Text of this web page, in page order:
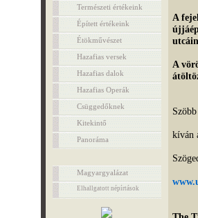
Természeti értékeink
Épített értékeink
Étökművészet
Hazafias versek
Hazafias dalok
Hazafias Operák
Csüggedőknek
Kitekintő
Panoráma
Magyargyalázat
Elhallgatott népírtások
A
A
kíván